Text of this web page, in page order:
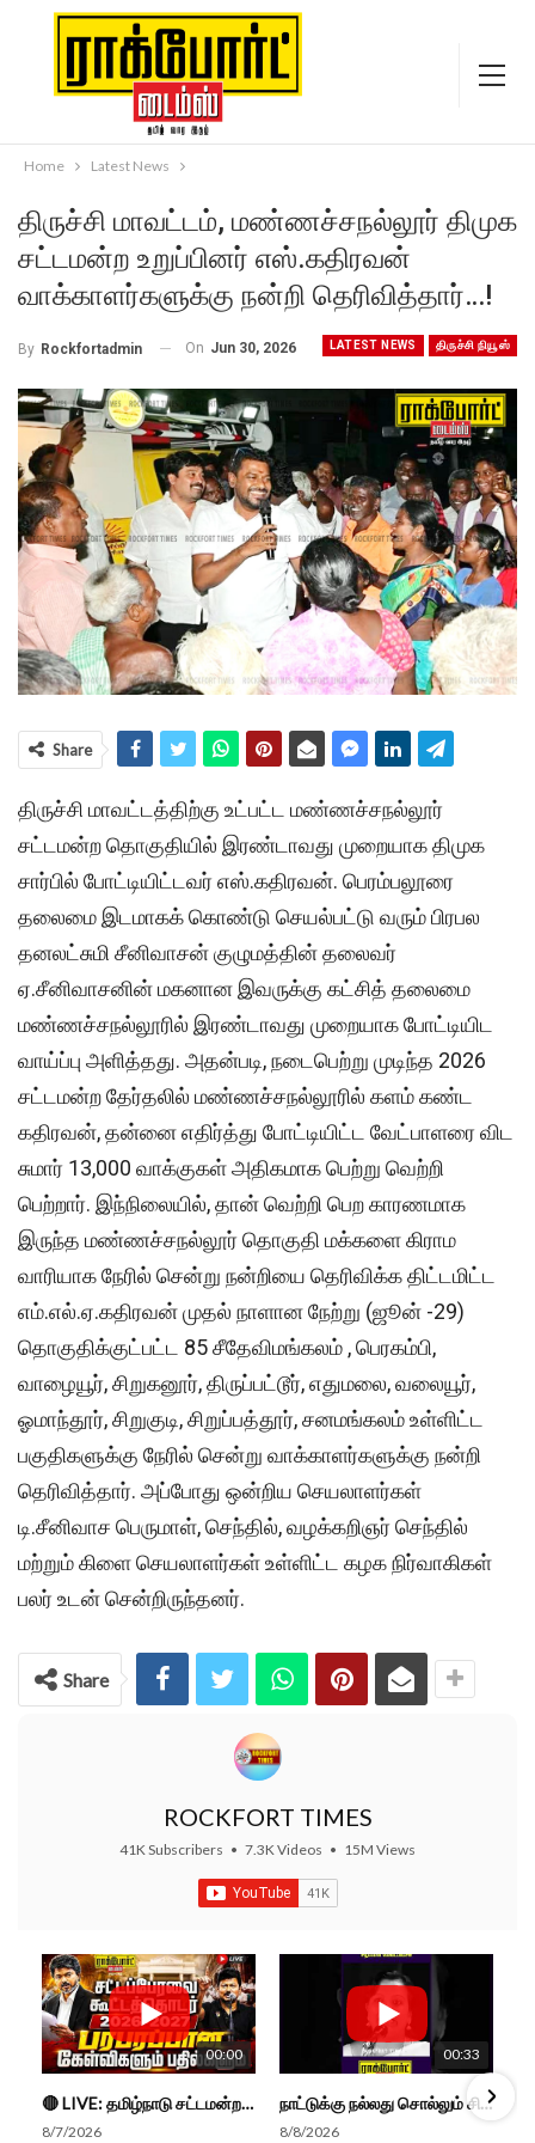
Home Latest News
திருச்சி மாவட்டம், மண்ணச்சநல்லூர் திமுக
சட்டமன்ற உறுப்பினர் எஸ்.கதிரவன்
வாக்காளர்களுக்கு நன்றி தெரிவித்தார்…!
LATEST NEWS திருச்சி நியூஸ்
By Rockfortadmin On Jun 30, 2026
Share
திருச்சி மாவட்டத்திற்கு உட்பட்ட மண்ணச்சநல்லூர்
சட்டமன்ற தொகுதியில் இரண்டாவது முறையாக திமுக
சார்பில் போட்டியிட்டவர் எஸ்.கதிரவன். பெரம்பலூரை
தலைமை இடமாகக் கொண்டு செயல்பட்டு வரும் பிரபல
தனலட்சுமி சீனிவாசன் குழுமத்தின் தலைவர்
ஏ.சீனிவாசனின் மகனான இவருக்கு கட்சித் தலைமை
மண்ணச்சநல்லூரில் இரண்டாவது முறையாக போட்டியிட
வாய்ப்பு அளித்தது. அதன்படி, நடைபெற்று முடிந்த 2026
சட்டமன்ற தேர்தலில் மண்ணச்சநல்லூரில் களம் கண்ட
கதிரவன், தன்னை எதிர்த்து போட்டியிட்ட வேட்பாளரை விட
சுமார் 13,000 வாக்குகள் அதிகமாக பெற்று வெற்றி
பெற்றார். இந்நிலையில், தான் வெற்றி பெற காரணமாக
இருந்த மண்ணச்சநல்லூர் தொகுதி மக்களை கிராம
வாரியாக நேரில் சென்று நன்றியை தெரிவிக்க திட்டமிட்ட
எம்.எல்.ஏ.கதிரவன் முதல் நாளான நேற்று (ஜூன் -29)
தொகுதிக்குட்பட்ட 85 சீதேவிமங்கலம் , பெரகம்பி,
வாழையூர், சிறுகனூர், திருப்பட்டூர், எதுமலை, வலையூர்,
ஓமாந்தூர், சிறுகுடி, சிறுப்பத்தூர், சனமங்கலம் உள்ளிட்ட
பகுதிகளுக்கு நேரில் சென்று வாக்காளர்களுக்கு நன்றி
தெரிவித்தார். அப்போது ஒன்றிய செயலாளர்கள்
டி.சீனிவாச பெருமாள், செந்தில், வழக்கறிஞர் செந்தில்
மற்றும் கிளை செயலாளர்கள் உள்ளிட்ட கழக நிர்வாகிகள்
பலர் உடன் சென்றிருந்தனர்.
Share
ROCKFORT TIMES
41K Subscribers • 7.3K Videos • 15M Views
00:00
🔴 LIVE: தமிழ்நாடு சட்டமன்றப் பேரவை கூட்டத்தொடர் - நிதிநிலை அறிக்கை மீது விவாதம் #live #budget #video
8/7/2026
00:33
நாட்டுக்கு நல்லது சொல்லும் சிறப்பான மேடைப்பேச்சு... #shorts #subscribe #video
8/8/2026